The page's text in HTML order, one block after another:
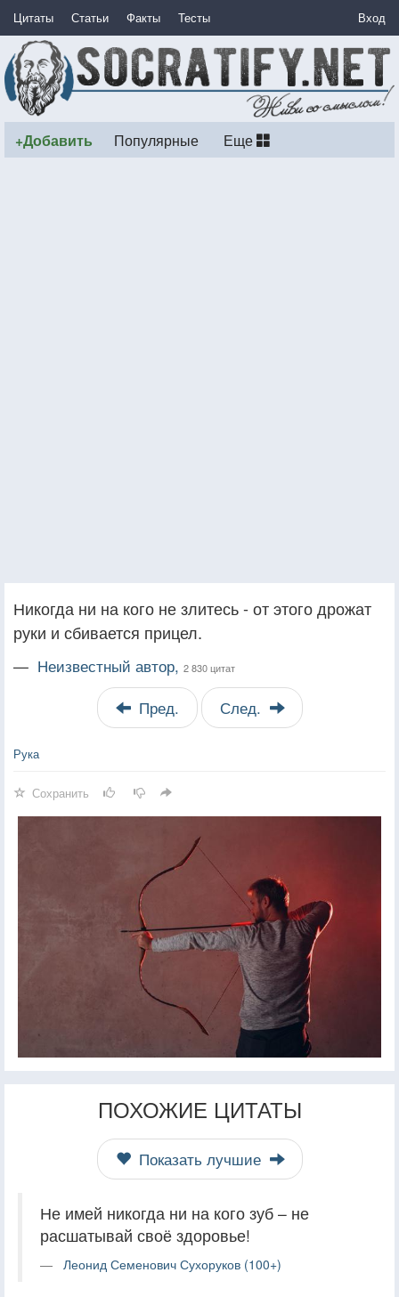
Цитаты Статьи Факты Тесты Вход
+Добавить Популярные Еще
Никогда ни на кого не злитесь - от этого дрожат
руки и сбивается прицел.
— Неизвестный автор, 2 830 цитат
Пред. След.
Рука
Сохранить
ПОХОЖИЕ ЦИТАТЫ
Показать лучшие
Не имей никогда ни на кого зуб – не
расшатывай своё здоровье!
Леонид Семенович Сухоруков (100+)